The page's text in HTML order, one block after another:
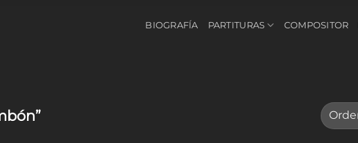
BIOGRAFÍA PARTITURAS COMPOSITOR